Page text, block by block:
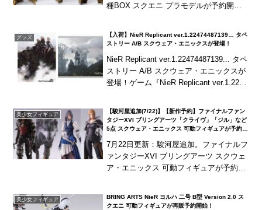
種BOX スクエニ プラモデルが予約開
三...
グッズ
【入荷】NieR Replicant ver.1.22474487139… タペ
ストリー A/B スクウェア・エニックスが登場！
NieR Replicant ver.1.22474487139... タペ
ストリー A/B スクウェア・エニックスが
登場！ゲーム『NieR Replicant ver.1.2247
美少女フィギュア
【駿河屋追加(7/22)】【新作予約】ファイナルファン
タジーXVI ブリングアーツ「クライヴ」「ジル」など
5点 スクウェア・エニックス 可動フィギュアが予約開
7月22日更新：駿河屋追加。ファイナルフ
ァンタジーXVI ブリングアーツ スクウェ
ア・エニックス 可動フィギュアが予約開
ル」...
美少女フィギュア
BRING ARTS NieR ヨルハ 二号 B型 Version 2.0 ス
クエニ 可動フィギュアが再販予約開始！